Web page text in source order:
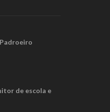
de escola e